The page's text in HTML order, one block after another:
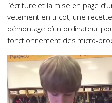
l’écriture et la mise en page
vêtement en tricot, une
démontage d’un ordinateur
fonctionnement des micro-